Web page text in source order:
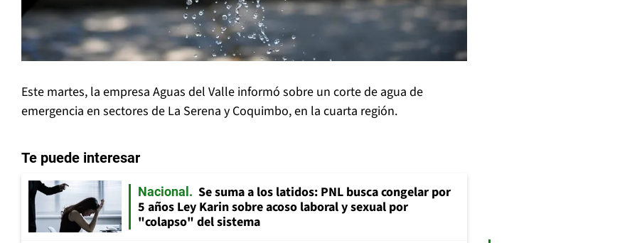
Este martes, la empresa Aguas del Valle informó sobre un corte de agua de
emergencia en sectores de La Serena y Coquimbo, en la cuarta región.
Te puede interesar
Nacional
Se suma a los latidos: PNL busca congelar por
5 años Ley Karin sobre acoso laboral y sexual por
"colapso" del sistema